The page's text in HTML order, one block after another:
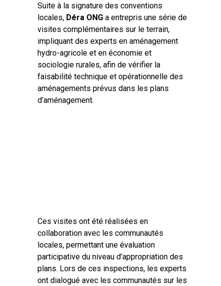
Suite à la signature des conventions
locales, Déra ONG a entrepris une série de
visites complémentaires sur le terrain,
impliquant des experts en aménagement
hydro-agricole et en économie et
sociologie rurales, afin de vérifier la
faisabilité technique et opérationnelle des
aménagements prévus dans les plans
d’aménagement.
Ces visites ont été réalisées en
collaboration avec les communautés
locales, permettant une évaluation
participative du niveau d’appropriation des
plans. Lors de ces inspections, les experts
ont dialogué avec les communautés sur les